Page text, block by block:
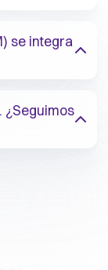
se integra
¿Seguimos